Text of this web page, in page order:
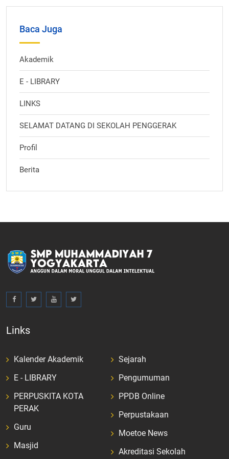
Baca Juga
Akademik
E - LIBRARY
LINKS
SELAMAT DATANG DI SEKOLAH PENGGERAK
Profil
Berita
Links
Kalender Akademik
E - LIBRARY
PERPUSKITA KOTA
PERAK
Guru
Masjid
Sejarah
Pengumuman
PPDB Online
Perpustakaan
Moetoe News
Akreditasi Sekolah